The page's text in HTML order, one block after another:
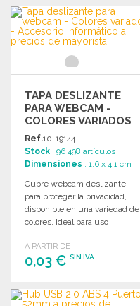
PEDIR
Solicitar un presupuesto
TAPA DESLIZANTE
PARA WEBCAM -
COLORES VARIADOS
Ref.10-19144
Stock : 96 498 artículos
Dimensiones : 1.6 x 4.1 cm
Cubre webcam deslizante
para proteger la privacidad,
disponible en una variedad de
colores. Ideal para uso
A PARTIR DE
0,03 € SIN IVA
PEDIR